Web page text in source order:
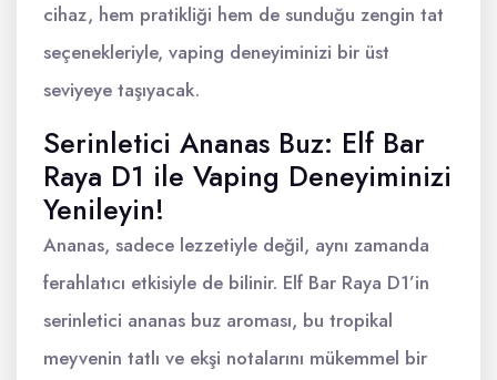
cihaz, hem pratikliği hem de sunduğu zengin tat
seçenekleriyle, vaping deneyiminizi bir üst
seviyeye taşıyacak.
Serinletici Ananas Buz: Elf Bar
Raya D1 ile Vaping Deneyiminizi
Yenileyin!
Ananas, sadece lezzetiyle değil, aynı zamanda
ferahlatıcı etkisiyle de bilinir. Elf Bar Raya D1’in
serinletici ananas buz aroması, bu tropikal
meyvenin tatlı ve ekşi notalarını mükemmel bir